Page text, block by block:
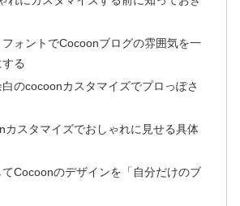
フォントでCocoonブログの雰囲気を一
る
のcocoonカスタマイズでプロっぽさ
カスタマイズでおしゃれに見せる具体
Cocoonのデザインを「自分だけのブ